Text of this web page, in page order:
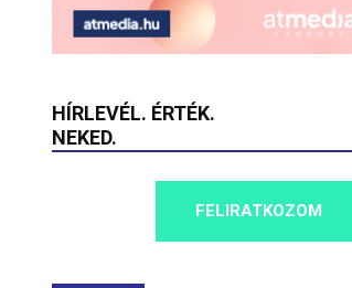
HÍRLEVÉL. ÉRTÉK.
NEKED.
FELIRATKOZOM